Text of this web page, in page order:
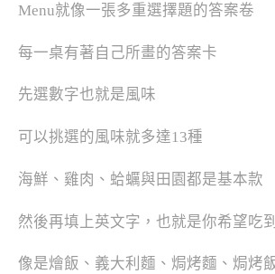
Menu就像一張多重選擇題的答案卷
每一桌有著自己所畫的答案卡
先選數字也就是風味
可以挑選的風味就多達13種
海鮮、雞肉、蛤蠣與田園都是基本款
然後再填上英文字，也就是你希望吃
像是燴飯、義大利麵、焗烤麵、焗烤